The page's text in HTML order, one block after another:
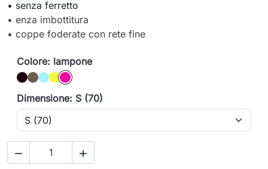
• senza ferretto
• enza imbottitura
• coppe foderate con rete fine
Colore: lampone
Nerocioccolato
Mojito
limone
lampone
Dimensione: S (70)
 